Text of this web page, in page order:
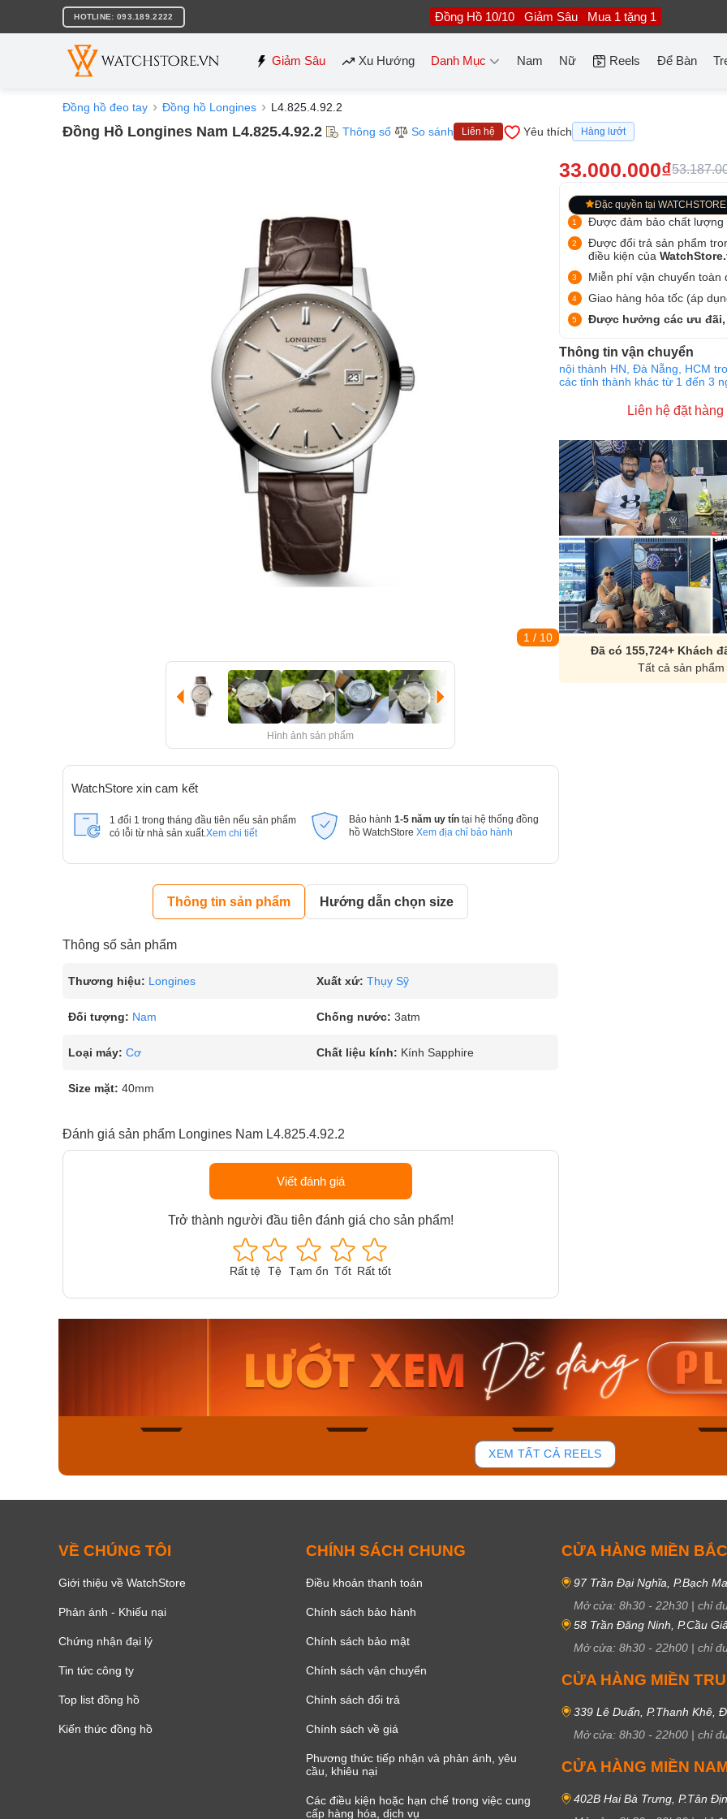
nội
HOTLINE: 093.189.2222 Đồng Hồ 10/10 Giảm Sâu Mua 1 tặng 1
Giảm Sâu Xu Hướng Danh Mục Nam Nữ Reels Để Bàn
Đồng hồ đeo tay Đồng hồ Longines L4.825.4.92.2
Đồng Hồ Longines Nam L4.825.4.92.2 Thông số So sánh Liên hệ Yêu thích Hàng lướt
1 / 10
Hình ảnh sản phẩm
WatchStore xin cam kết
1 đổi 1 trong tháng đầu tiên nếu sản phẩm
có lỗi từ nhà sản xuất. Xem chi tiết
Bảo hành 1-5 năm uy tín tại hệ thống đồng
hồ WatchStore Xem địa chỉ bảo hành
Thông tin sản phẩm Hướng dẫn chọn size
Thông số sản phẩm
Thương hiệu: Longines Xuất xứ: Thụy Sỹ
Đối tượng: Nam Chống nước: 3atm
Loại máy: Cơ Chất liệu kính: Kính Sapphire
Size mặt: 40mm
Đánh giá sản phẩm Longines Nam L4.825.4.92.2
Viết đánh giá
Trở thành người đầu tiên đánh giá cho sản phẩm!
Rất tệ Tệ Tạm ổn Tốt Rất tốt
33.000.000₫
Đặc quyền tại WATCHSTORE
Được đảm bảo chất lượng
Được đổi trả sản phẩm
điều kiện của
Miễn phí vận chuyển toàn
Giao hàng hỏa tốc (áp
Được hưởng các ưu đãi,
Thông tin vận chuyển
nội thành HN, Đà Nẵng, HCM
các tỉnh thành khác từ 1 đến 3
Liên hệ đặt hàng
Đã có 155,724+ Khách
Tất cả sản
Casio Nam MTS-
115D-1AVDF
2.823.000₫
2.399.550₫
Mua ngay
36
Casio Nam MTS-
RS100L-1AVDF
4.276.000₫
3.634.600₫
Casio
230EL-
Mua
XEM TẤT CẢ REELS
VỀ CHÚNG TÔI
Giới thiệu về WatchStore
Phản ánh - Khiếu nại
Chứng nhận đại lý
Tin tức công ty
Top list đồng hồ
Kiến thức đồng hồ
CHÍNH SÁCH CHUNG
Điều khoản thanh toán
Chính sách bảo hành
Chính sách bảo mật
Chính sách vận chuyển
Chính sách đổi trả
Chính sách về giá
Phương thức tiếp nhận và phản ánh, yêu
cầu, khiêu nại
Các điều kiện hoặc hạn chế trong việc cung
cấp hàng hóa, dịch vụ
CỬA HÀNG MIỀN BẮC
97 Trần Đại Nghĩa, P.Bạch
Mở cửa: 8h30 - 22h30 | chỉ
58 Trần Đăng Ninh, P.Cầu
Mở cửa: 8h30 - 22h00 | chỉ
CỬA HÀNG MIỀN
339 Lê Duẩn, P.Thanh Khê,
Mở cửa: 8h30 - 22h00 | chỉ
CỬA HÀNG MIỀN
402B Hai Bà Trưng, P.Tân